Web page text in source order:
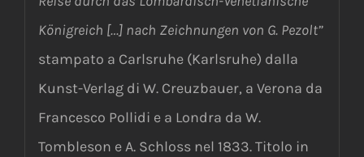
Königreich […] nach Zeichnungen von G. Pezolt”
stampato a Carlsruhe (Karlsruhe) dalla
Kunst-Verlag di W. Creuzbauer, a Verona da
Francesco Pollidi e a Londra da W.
Tombleson e A. Schloss nel 1833. Titolo in